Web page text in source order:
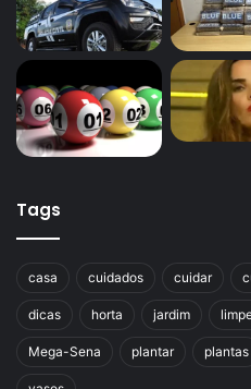
Tags
casa cuidados cuidar
dicas horta jardim
Mega-Sena plantar plantas